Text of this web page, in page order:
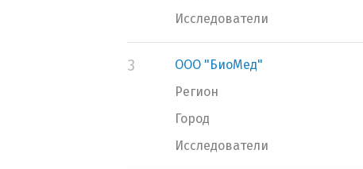
Исследователи
3
ООО "БиоМед"
Регион
Город
Исследователи